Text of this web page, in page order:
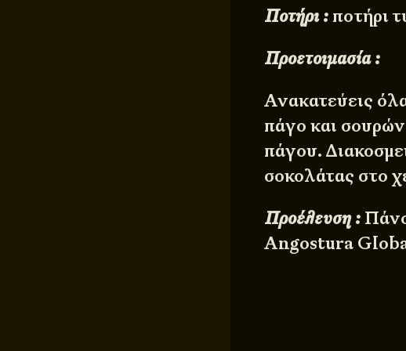
Ποτήρι : ποτήρι
Προετοιμασία :
Ανακατεύεις
πάγο και
πάγου.
σοκολάτας στο
Προέλευση :
Angostura